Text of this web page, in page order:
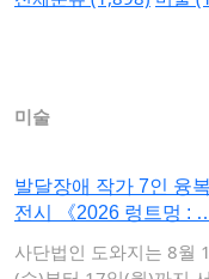
미술
발달장애 작가 7인 융
전시 《2026 렁트멍 :
사단법인 도와지는 8월